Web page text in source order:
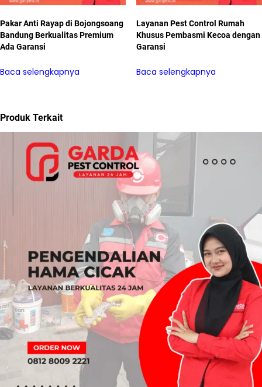
Pakar Anti Rayap di Bojongsoang
Bandung Berkualitas Premium
Ada Garansi
Baca selengkapnya
Layanan Pest Control Rumah
Khusus Pembasmi Kecoa dengan
Garansi
Baca selengkapnya
Produk Terkait